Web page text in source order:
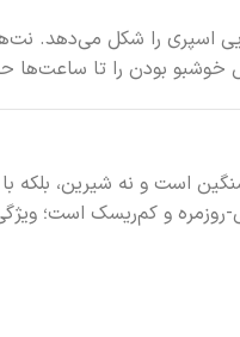
خوشبو بودن را تا
است و نه شیرین، بلکه
و کم‌ریسک است؛